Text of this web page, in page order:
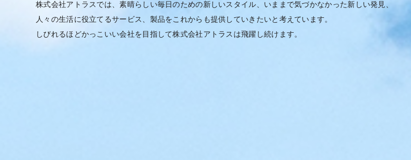
株式会社アトラスでは、素晴らしい毎日のための新しいスタイル、いままで気づかなかった新しい発見、
人々の生活に役立てるサービス、製品をこれからも提供していきたいと考えています。
しびれるほどかっこいい会社を目指して株式会社アトラスは飛躍し続けます。